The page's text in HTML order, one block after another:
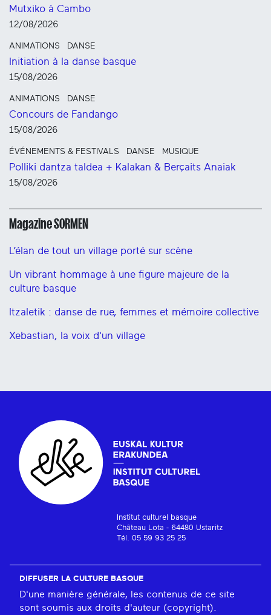
Mutxiko à Cambo
12/08/2026
ANIMATIONS DANSE
Initiation à la danse basque
15/08/2026
ANIMATIONS DANSE
Concours de Fandango
15/08/2026
ÉVÉNEMENTS & FESTIVALS DANSE MUSIQUE
Polliki dantza taldea + Kalakan & Berçaits Anaiak
15/08/2026
Magazine SORMEN
L’élan de tout un village porté sur scène
Un vibrant hommage à une figure majeure de la
culture basque
Itzaletik : danse de rue, femmes et mémoire collective
Xebastian, la voix d'un village
Institut culturel basque
Château Lota - 64480 Ustaritz
Tél. 05 59 93 25 25
DIFFUSER LA CULTURE BASQUE
D'une manière générale, les contenus de ce site
sont soumis aux droits d'auteur (copyright).